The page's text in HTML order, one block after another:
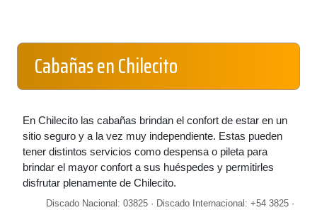
Cabañas en Chilecito
En Chilecito las cabañas brindan el confort de estar en un
sitio seguro y a la vez muy independiente. Estas pueden
tener distintos servicios como despensa o pileta para
brindar el mayor confort a sus huéspedes y permitirles
disfrutar plenamente de Chilecito.
Discado Nacional: 03825 · Discado Internacional: +54 3825 ·